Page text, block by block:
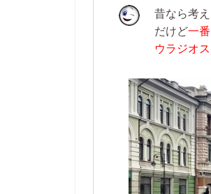
昔なら考
だけど一
ウラジオ